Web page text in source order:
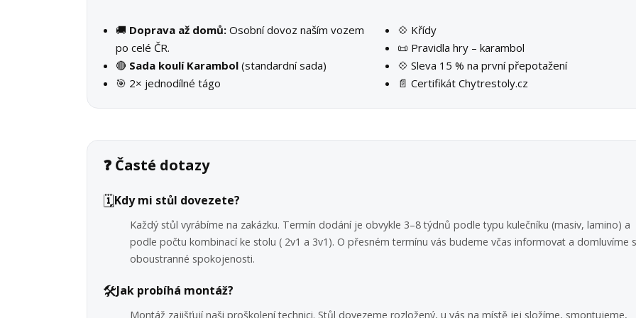
🚚 Doprava až domů: Osobní dovoz naším vozem
po celé ČR.
🔴 Sada koulí Karambol (standardní sada)
🎯 2× jednodílné tágo
💠 Křídy
📜 Pravidla hry – karambol
💠 Sleva 15 % na první přepotažení
📄 Certifikát Chytrestoly.cz
❓ Časté dotazy
🗓️Kdy mi stůl dovezete?
Každý stůl vyrábíme na zakázku. Termín dodání je obvykle 3–8 týdnů podle typu kulečníku (masiv, lamino) a
podle počtu kombinací ke stolu ( 2v1 a 3v1). O přesném termínu vás budeme včas informovat a domluvíme
oboustranné spokojenosti.
🛠️Jak probíhá montáž?
Montáž zajišťují naši proškolení technici. Stůl dovezeme rozložený, u vás na místě jej složíme, smontujeme,